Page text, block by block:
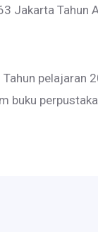
Jakarta
buku